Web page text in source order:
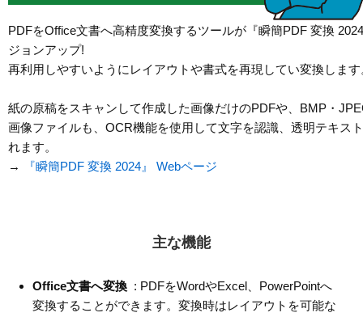
PDFをOffice文書へ高精度変換するツールが『瞬簡PDF 変換
ジョンアップ!
再利用しやすいようにレイアウトや書式を再現してい変換します
紙の原稿をスキャンして作成した画像だけのPDFや、BMP・
画像ファイルも、OCR機能を使用して文字を認識、透明テキス
れます。
→
『瞬簡PDF 変換 2024』 Webページ
主な機能
Office文書へ変換 : PDFをWordやExcel、PowerPointへ
変換することができます。変換時はレイアウトを可能な